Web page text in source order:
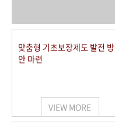
맞춤형 기초보장제도 발전 방
안 마련
VIEW MORE